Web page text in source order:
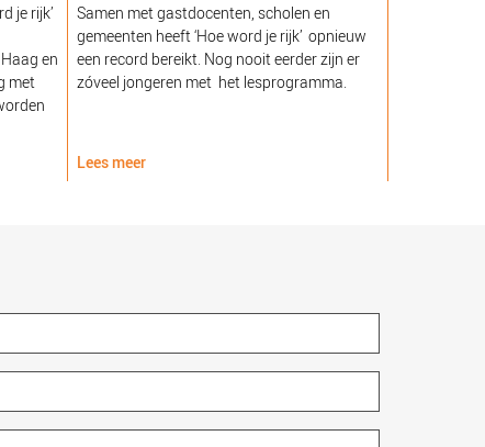
je rijk’
en
met
Samen met gastdocenten, scholen en
gemeenten heeft ‘Hoe word je rijk’ opnieuw
een record bereikt. Nog nooit eerder zijn er
zóveel jongeren met het lesprogramma.
Lees meer